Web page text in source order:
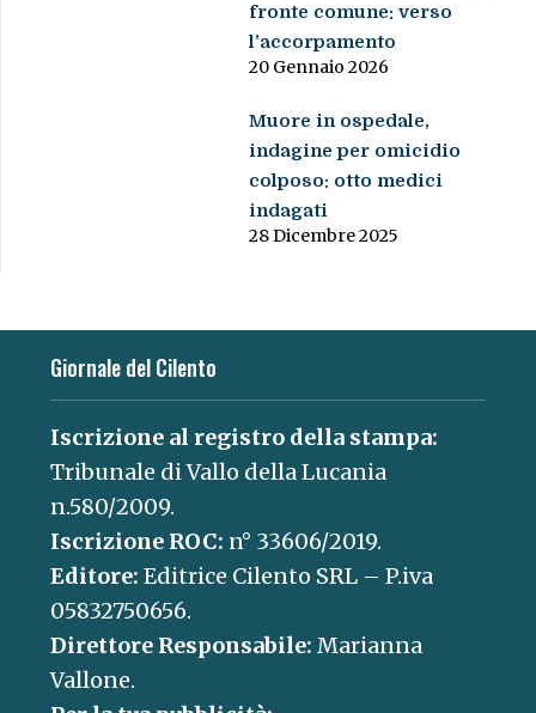
fronte comune: verso
l’accorpamento
20 Gennaio 2026
Muore in ospedale,
indagine per omicidio
colposo: otto medici
indagati
28 Dicembre 2025
Giornale del Cilento
Iscrizione al registro della stampa:
Tribunale di Vallo della Lucania
n.580/2009.
Iscrizione ROC: n° 33606/2019.
Editore: Editrice Cilento SRL – P.iva
05832750656.
Direttore Responsabile: Marianna
Vallone.